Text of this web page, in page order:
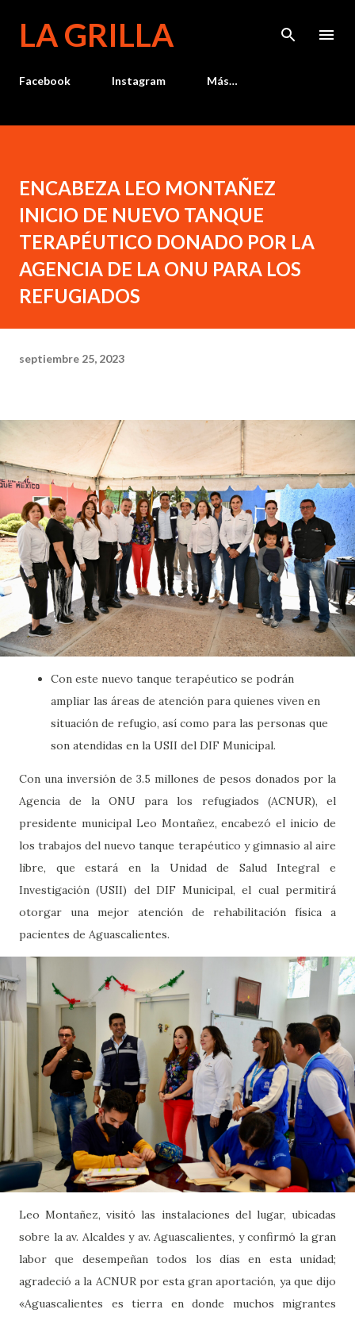
LA GRILLA
Facebook Instagram Más…
ENCABEZA LEO MONTAÑEZ
INICIO DE NUEVO TANQUE
TERAPÉUTICO DONADO POR LA
AGENCIA DE LA ONU PARA LOS
REFUGIADOS
septiembre 25, 2023
Con este nuevo tanque terapéutico se podrán
ampliar las áreas de atención para quienes viven en
situación de refugio, así como para las personas que
son atendidas en la USII del DIF Municipal.
Con una inversión de 3.5 millones de pesos donados por la
Agencia de la ONU para los refugiados (ACNUR), el
presidente municipal Leo Montañez, encabezó el inicio de
los trabajos del nuevo tanque terapéutico y gimnasio al aire
libre, que estará en la Unidad de Salud Integral e
Investigación (USII) del DIF Municipal, el cual permitirá
otorgar una mejor atención de rehabilitación física a
pacientes de Aguascalientes.
Leo Montañez, visitó las instalaciones del lugar, ubicadas
sobre la av. Alcaldes y av. Aguascalientes, y confirmó la gran
labor que desempeñan todos los días en esta unidad;
agradeció a la ACNUR por esta gran aportación, ya que dijo
«Aguascalientes es tierra en donde muchos migrantes